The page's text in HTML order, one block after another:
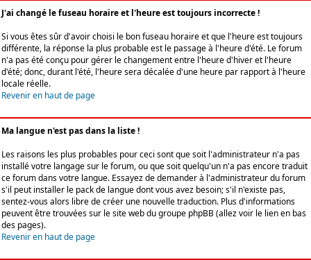
J'ai changé le fuseau horaire et l'heure est toujours incorrecte !
Si vous êtes sûr d'avoir choisi le bon fuseau horaire et que l'heure est toujours
différente, la réponse la plus probable est le passage à l'heure d'été. Le forum
n'a pas été conçu pour gérer le changement entre l'heure d'hiver et l'heure
d'été; donc, durant l'été, l'heure sera décalée d'une heure par rapport à l'heure
locale réelle.
Revenir en haut de page
Ma langue n'est pas dans la liste !
Les raisons les plus probables pour ceci sont que soit l'administrateur n'a pas
installé votre langage sur le forum, ou que soit quelqu'un n'a pas encore traduit
ce forum dans votre langue. Essayez de demander à l'administrateur du forum
s'il peut installer le pack de langue dont vous avez besoin; s'il n'existe pas,
sentez-vous alors libre de créer une nouvelle traduction. Plus d'informations
peuvent être trouvées sur le site web du groupe phpBB (allez voir le lien en bas
des pages).
Revenir en haut de page